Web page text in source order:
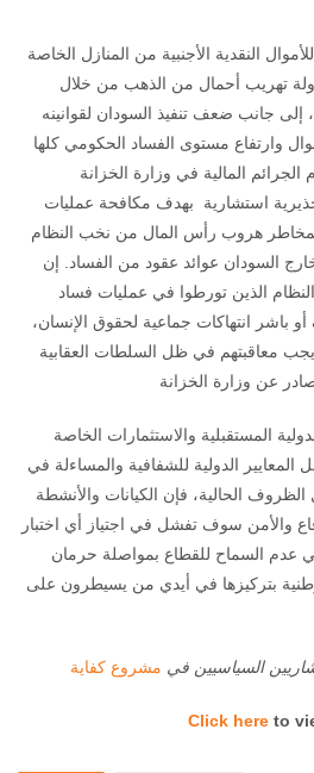
النقدية الأجنبية من المنازل الخاصة
تهريب أحمال من الذهب من خلال
إلى جانب ضعف تنفيذ السودان لقوانينه
وارتفاع مستوى الفساد الحكومي كلها
المالية في وزارة الخزانة
استشارية بهدف مكافحة عمليات
لمخاطر هروب رأس المال من نخب النظام
السودان عوائد عقود من الفساد. إن
الذين تورطوا في عمليات فساد
باشر انتهاكات جماعية لحقوق الإنسان،
معاقبتهم في ظل السلطات العقابية
المستقبلية والاستثمارات الخاصة
الدولية للشفافية والمساءلة في
الحالية، فإن الكيانات والأنشطة
والأمن سوف تفشل في اجتياز أي اختبار
عدم السماح للقطاع بمواصلة حرمان
بتركيزها في أيدي من يسيطرون على
السياسيين في مشروع كفاية
Click here to